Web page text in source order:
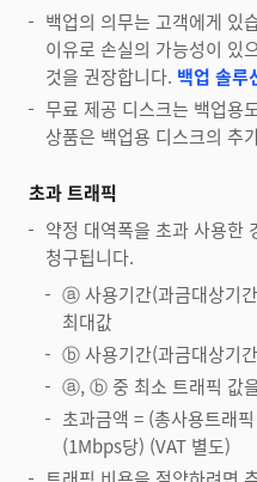
백업의 의무는 고객에게 있
이유로 손실의 가능성이 있
것을 권장합니다. 백업 솔루
무료 제공 디스크는 백업용
상품은 백업용 디스크의 추
초과 트래픽
약정 대역폭을 초과 사용한
청구됩니다.
ⓐ 사용기간(과금대상기
최대값
ⓑ 사용기간(과금대상기
ⓐ, ⓑ 중 최소 트래픽 값
초과금액 = (총사용트래
(1Mbps당) (VAT 별도)